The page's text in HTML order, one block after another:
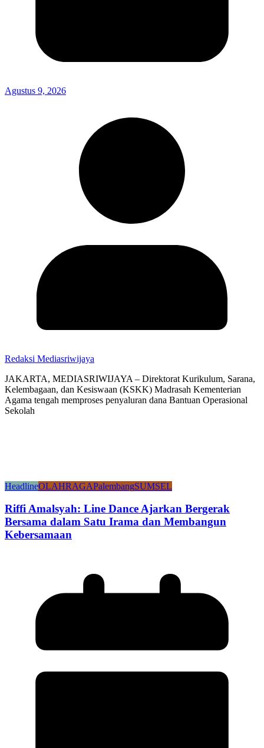
Agustus 9, 2026
Redaksi Mediasriwijaya
JAKARTA, MEDIASRIWIJAYA – Direktorat Kurikulum, Sarana,
Kelembagaan, dan Kesiswaan (KSKK) Madrasah Kementerian
Agama tengah memproses penyaluran dana Bantuan Operasional
Sekolah
HeadlineOLAHRAGAPalembangSUMSEL
Riffi Amalsyah: Line Dance Ajarkan Bergerak
Bersama dalam Satu Irama dan Membangun
Kebersamaan